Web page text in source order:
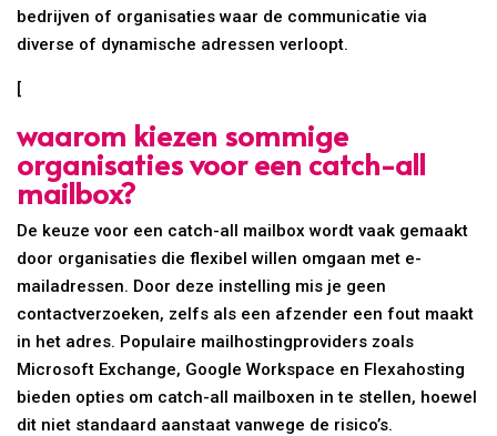
bedrijven of organisaties waar de communicatie via
diverse of dynamische adressen verloopt.
[
waarom kiezen sommige
organisaties voor een catch-all
mailbox?
De keuze voor een catch-all mailbox wordt vaak gemaakt
door organisaties die flexibel willen omgaan met e-
mailadressen. Door deze instelling mis je geen
contactverzoeken, zelfs als een afzender een fout maakt
in het adres. Populaire mailhostingproviders zoals
Microsoft Exchange, Google Workspace en Flexahosting
bieden opties om catch-all mailboxen in te stellen, hoewel
dit niet standaard aanstaat vanwege de risico’s.